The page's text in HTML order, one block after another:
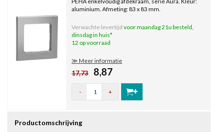
aluminium. Afmeting: 83 x 83 mm.
Verwachte levertijd voor maandag 21u besteld,
dinsdag in huis*
12 op voorraad
≫ Meer informatie
17,73 8,87
- +
Productomschrijving